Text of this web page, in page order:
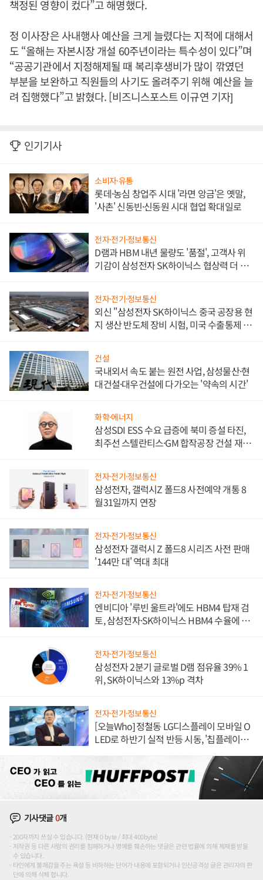
책정된 영향이 컸다”고 해명했다.
정 이사장은 사내행사 예산을 크게 늘렸다는 지적에 대해서
도 “올해는 자본시장 개설 60주년이라는 특수성이 있다”며
“공공기관에서 지정해제될 때 복리후생비가 많이 깎였던
부분을 보완하고 직원들의 사기도 올려주기 위해 예산을 늘
려 집행했다”고 밝혔다. [비즈니스포스트 이규연 기자]
인기기사
소비자·유통
롯데·농심 창업주 시대 '라면 앙금'은 옛말,
'사촌' 신동빈·신동원 시대 협업 확대일로
전자·전기·정보통신
D램과 HBM 내년 물량도 '품절', 고객사 위
기감이 삼성전자 SK하이닉스 협상력 더 키
전자·전기·정보통신
외신 "삼성전자 SK하이닉스 중국 공장용 현
지 생산 반도체 장비 시험, 미국 수출통제 대
건설
국내외서 속도 붙는 원전 사업, 삼성물산·현
대건설·대우건설에 다가오는 '약속의 시간'
화학·에너지
삼성SDI ESS 수요 급증에 북미 증설 타진,
최주선 스텔란티스·GM 합작공장 건설 재추
전자·전기·정보통신
삼성전자, 갤럭시Z 폴드8 사전예약 개통 8
월31일까지 연장
전자·전기·정보통신
삼성전자 갤럭시 Z 폴드8 시리즈 사전 판매
'144만 대' 역대 최대
전자·전기·정보통신
엔비디아 '루빈 울트라'에도 HBM4 탑재 검
토, 삼성전자·SK하이닉스 HBM4 수율에 주
전자·전기·정보통신
삼성전자 2분기 글로벌 D램 점유율 39% 1
위, SK하이닉스와 13%p 격차
전자·전기·정보통신
[오늘Who] 정철동 LG디스플레이 모바일 O
LED로 하반기 실적 반등 시동, '칩플레이
기사댓글0개
200자까지 쓰실 수 있습니다. (현재 0 byte / 최대 400byte)
저작권 등 다른 사람의 권리를 침해하거나 명예를 훼손하는 댓글은 관련 법률에 의해 제재를 받을
수 있습니다.
타인에게 불쾌감을 주는 욕설 등 비하하는 단어가 내용에 포함되거나 인신공격성 글은 관리자의 판
단에 의해 삭제 합니다.